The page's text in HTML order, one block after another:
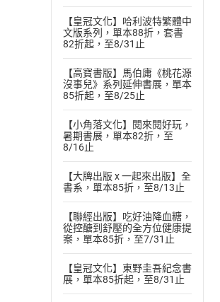
【皇冠文化】哈利波特繁體中
文版系列，單本88折，套書
82折起，至8/31止
【高寶書版】馬伯庸《桃花源
沒事兒》系列延伸書展，單本
85折起，至8/25止
【小角落文化】閱來閱好玩，
暑期書展，單本82折，至
8/16止
【大牌出版 x 一起來出版】全
書系，單本85折，至8/13止
【聯經出版】吃好油降血糖，
從控醣到舒壓的全方位健康提
案，單本85折，至7/31止
【皇冠文化】東野圭吾紀念書
展，單本85折起，至8/31止